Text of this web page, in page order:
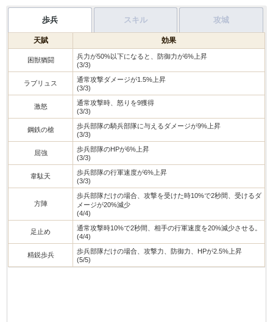
歩兵 スキル 攻城
天賦 効果
困獣猶闘
兵力が50%以下になると、防御力が6%上昇
(3/3)
ラブリュス
通常攻撃ダメージが1.5%上昇
(3/3)
激怒
通常攻撃時、怒りを9獲得
(3/3)
鋼鉄の槍
歩兵部隊の騎兵部隊に与えるダメージが9%上昇
(3/3)
屈強
歩兵部隊のHPが6%上昇
(3/3)
韋駄天
歩兵部隊の行軍速度が6%上昇
(3/3)
方陣
歩兵部隊だけの場合、攻撃を受けた時10%で2秒間、受けるダ
メージが20%減少
(4/4)
足止め
通常攻撃時10%で2秒間、相手の行軍速度を20%減少させる。
(4/4)
精鋭歩兵
歩兵部隊だけの場合、攻撃力、防御力、HPが2.5%上昇
(5/5)